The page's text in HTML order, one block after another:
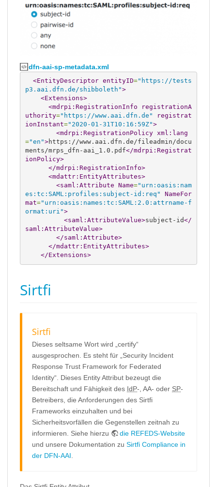
dfn-aai-sp-metadata.xml
<EntityDescriptor entityID="https://tests
p3.aai.dfn.de/shibboleth">
<Extensions>
<mdrpi:RegistrationInfo
registrationA
uthority="https://www.aai.dfn.de"
registrat
ionInstant="2020-01-31T10:16:59Z">
<mdrpi:RegistrationPolicy xml:lang
="en">https://www.aai.dfn.de/fileadmin/docu
ments/mrps_dfn-aai_1.0.pdf</mdrpi:Registrat
ionPolicy>
</mdrpi:RegistrationInfo>
<mdattr:EntityAttributes>
<saml:Attribute Name="urn:oasis:nam
es:tc:SAML:profiles:subject-id:req"
NameFor
mat="urn:oasis:names:tc:SAML:2.0:attrname-f
ormat:uri">
<saml:AttributeValue>subject-id</
saml:AttributeValue>
</saml:Attribute>
</mdattr:EntityAttributes>
</Extensions>
Sirtfi
Sirtfi
Dieses seltsame Wort wird „certify“
ausgesprochen. Es steht für „Security Incident
Response Trust Framework for Federated
Identity“. Dieses Entity Attribut bezeugt die
Bereitschaft und Fähigkeit des IdP-, AA- oder SP-
Betreibers, die Anforderungen des Sirtfi
Frameworks einzuhalten und bei
Sicherheitsvorfällen die Gegenstellen zeitnah zu
informieren. Siehe hierzu
die REFEDS-Website
und unsere Dokumentation zu Sirtfi Compliance in
der DFN-AAI